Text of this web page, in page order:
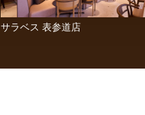
サラベス 表参道店